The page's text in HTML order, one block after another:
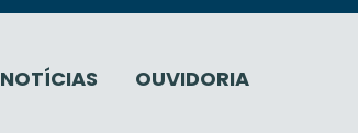
NOTÍCIAS OUVIDORIA